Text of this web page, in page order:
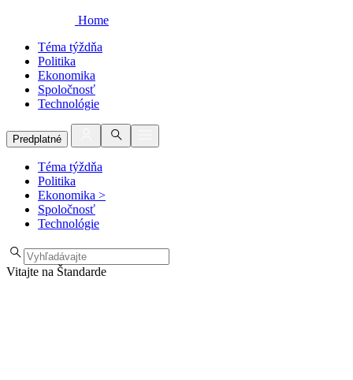
Home
Téma týždňa
Politika
Ekonomika
Spoločnosť
Technológie
Predplatné
Téma týždňa
Politika
Ekonomika >
Spoločnosť
Technológie
Vitajte na Štandarde